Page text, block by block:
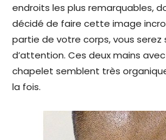
endroits les plus remarquables,
décidé de faire cette image
partie de votre corps, vous
d’attention. Ces deux mains
chapelet semblent très
la fois.